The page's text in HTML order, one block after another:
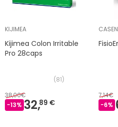
KIJIMEA
Kijimea Colon Irritable
Pro 28caps
(81)
38,00€
-13% 32,89 €
CASEN
7,14€
-6%